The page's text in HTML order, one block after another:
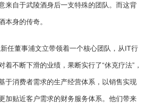
来自于武陵酒身后一支特殊的团队。而这背
本身的传奇。
任董事浦文立带领着一个核心团队，从IT行
着不断下滑的业绩，果断实行了“休克疗法”，
于消费者需求的生产经营体系，以销售实现
加贴近客户需求的财务服务体系。他们带来